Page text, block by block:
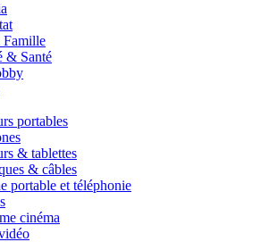
Famille
& Santé
portables
& tablettes
& câbles
portable et téléphonie
cinéma